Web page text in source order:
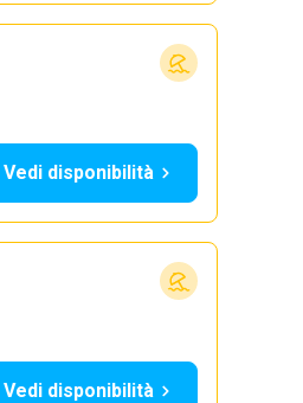
Vedi disponibilità
Vedi disponibilità